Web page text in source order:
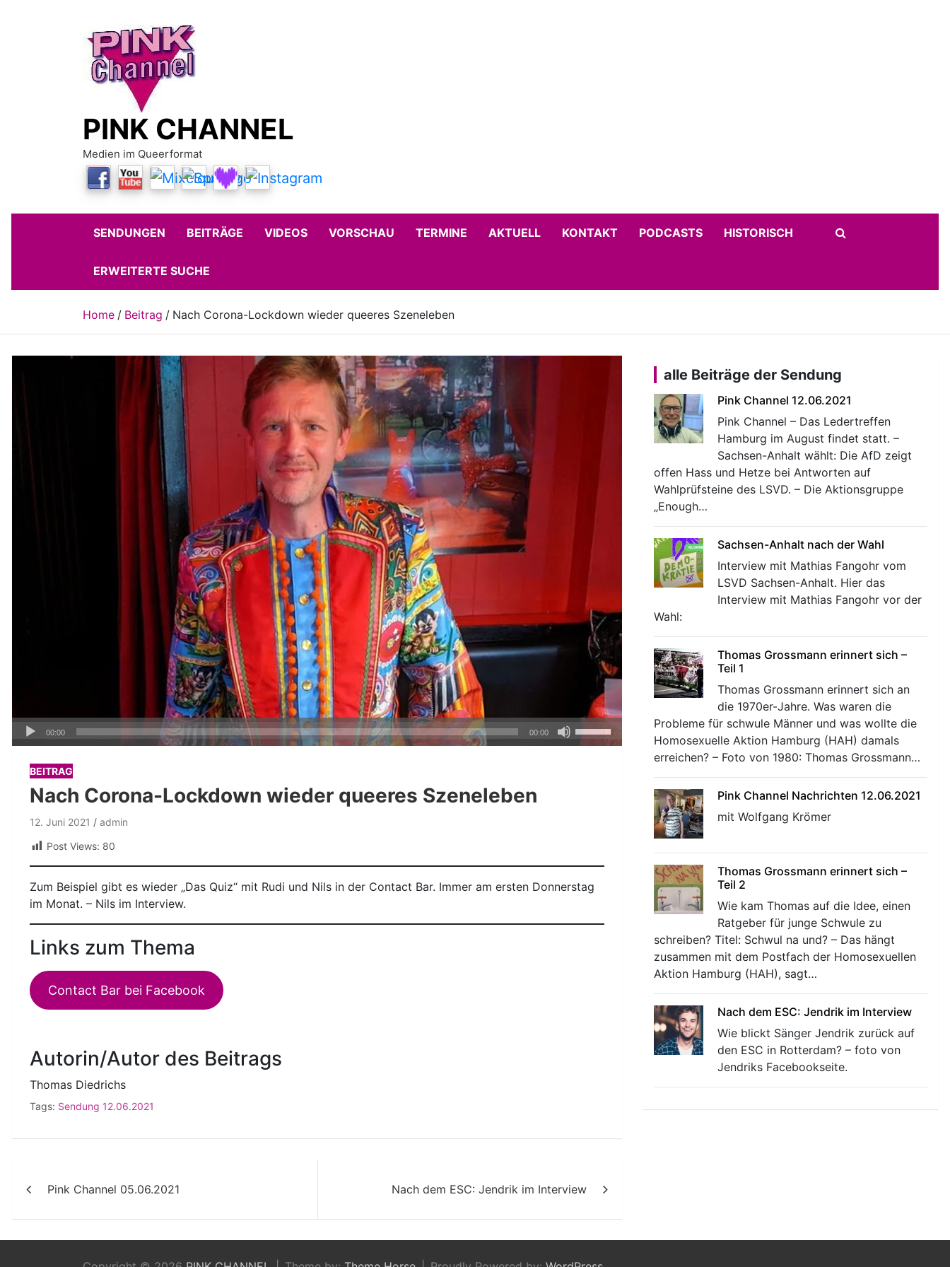
PINK CHANNEL
Medien im Queerformat
SENDUNGEN BEITRÄGE VIDEOS VORSCHAU TERMINE AKTUELL KONTAKT PODCASTS HISTORISCH
ERWEITERTE SUCHE
Home Beitrag Nach Corona-Lockdown wieder queeres Szeneleben
Audio-
00:00 00:00
Hoch/Runter
BEITRAG
Nach Corona-Lockdown wieder queeres Szeneleben
12. Juni 2021
admin
Post Views: 80
Zum Beispiel gibt es wieder „Das Quiz“ mit Rudi und Nils in der Contact Bar. Immer am ersten Donnerstag
im Monat. – Nils im Interview.
Links zum Thema
Contact Bar bei Facebook
Autorin/Autor des Beitrags
Thomas Diedrichs
Tags: Sendung 12.06.2021
Pink Channel 05.06.2021 Nach dem ESC: Jendrik im Interview
alle Beiträge der Sendung
Pink Channel 12.06.2021
Pink Channel – Das Ledertreffen
Hamburg im August findet statt. –
Sachsen-Anhalt wählt: Die AfD zeigt
offen Hass und Hetze bei Antworten auf
Wahlprüfsteine des LSVD. – Die Aktionsgruppe
„Enough…
Sachsen-Anhalt nach der Wahl
Interview mit Mathias Fangohr vom
LSVD Sachsen-Anhalt. Hier das
Interview mit Mathias Fangohr vor der
Wahl:
Thomas Grossmann erinnert sich –
Teil 1
Thomas Grossmann erinnert sich an
die 1970er-Jahre. Was waren die
Probleme für schwule Männer und was wollte die
Homosexuelle Aktion Hamburg (HAH) damals
erreichen? – Foto von 1980: Thomas Grossmann…
Pink Channel Nachrichten 12.06.2021
mit Wolfgang Krömer
Thomas Grossmann erinnert sich –
Teil 2
Wie kam Thomas auf die Idee, einen
Ratgeber für junge Schwule zu
schreiben? Titel: Schwul na und? – Das hängt
zusammen mit dem Postfach der Homosexuellen
Aktion Hamburg (HAH), sagt…
Nach dem ESC: Jendrik im Interview
Wie blickt Sänger Jendrik zurück auf
den ESC in Rotterdam? – foto von
Jendriks Facebookseite.